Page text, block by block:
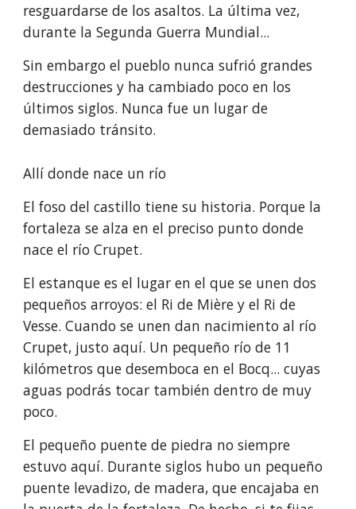
resguardarse de los asaltos. La última vez,
durante la Segunda Guerra Mundial...
Sin embargo el pueblo nunca sufrió grandes
destrucciones y ha cambiado poco en los
últimos siglos. Nunca fue un lugar de
demasiado tránsito.
Allí donde nace un río
El foso del castillo tiene su historia. Porque la
fortaleza se alza en el preciso punto donde
nace el río Crupet.
El estanque es el lugar en el que se unen dos
pequeños arroyos: el Ri de Mière y el Ri de
Vesse. Cuando se unen dan nacimiento al río
Crupet, justo aquí. Un pequeño río de 11
kilómetros que desemboca en el Bocq... cuyas
aguas podrás tocar también dentro de muy
poco.
El pequeño puente de piedra no siempre
estuvo aquí. Durante siglos hubo un pequeño
puente levadizo, de madera, que encajaba en